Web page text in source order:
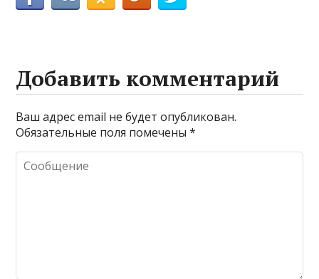
Добавить комментарий
Ваш адрес email не будет опубликован.
Обязательные поля помечены*